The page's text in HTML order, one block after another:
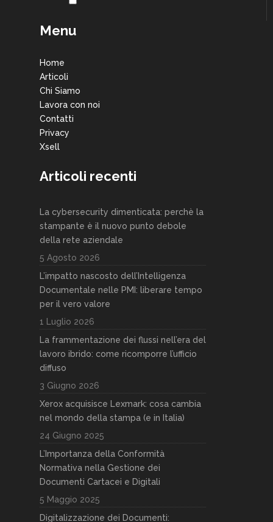
Menu
Home
Articoli
Chi Siamo
Lavora con noi
Contatti
Privacy
Xsell
Articoli recenti
La cybersecurity dimenticata: perchè la
stampante è il nuovo punto debole
della rete aziendale
5 Agosto 2026
L’impatto nascosto dell’Intelligenza
Documentale nelle PMI: liberare tempo
per il vero valore
1 Luglio 2026
La frammentazione dei flussi nell’era del
lavoro ibrido: come ricomporre l’ufficio
diffuso
3 Giugno 2026
Xerox acquisisce Lexmark: cosa cambia
nel mondo della stampa (e in Italia)
24 Giugno 2025
L’Importanza della Conformità
Normativa nella Gestione dei
Documenti Cartacei e Digitali
5 Maggio 2025
Digitalizzazione dei Documenti: